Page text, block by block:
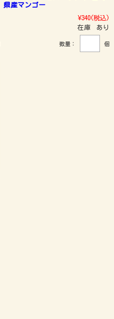
県産マンゴー
¥340(税込)
在庫 あり
数量： 個